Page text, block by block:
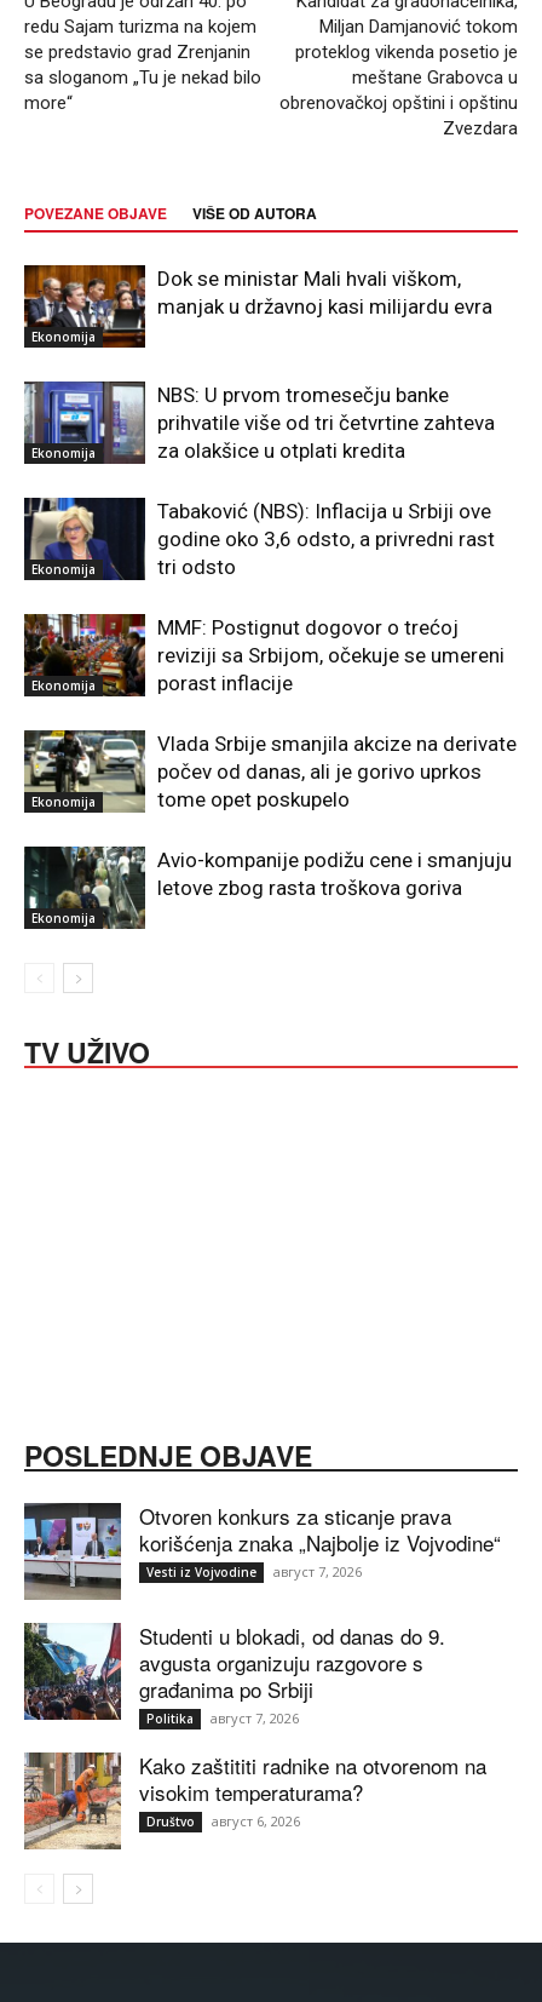
redu Sajam turizma na kojem
se predstavio grad Zrenjanin
sa sloganom „Tu je nekad bilo
more“
Miljan Damjanović tokom
proteklog vikenda posetio je
meštane Grabovca u
obrenovačkoj opštini i opštinu
Zvezdara
POVEZANE OBJAVE VIŠE OD AUTORA
Ekonomija
Dok se ministar Mali hvali viškom,
manjak u državnoj kasi milijardu evra
Ekonomija
NBS: U prvom tromesečju banke
prihvatile više od tri četvrtine zahteva
za olakšice u otplati kredita
Ekonomija
Tabaković (NBS): Inflacija u Srbiji ove
godine oko 3,6 odsto, a privredni rast
tri odsto
Ekonomija
MMF: Postignut dogovor o trećoj
reviziji sa Srbijom, očekuje se umereni
porast inflacije
Ekonomija
Vlada Srbije smanjila akcize na derivate
počev od danas, ali je gorivo uprkos
tome opet poskupelo
Ekonomija
Avio-kompanije podižu cene i smanjuju
letove zbog rasta troškova goriva
TV UŽIVO
POSLEDNJE OBJAVE
Otvoren konkurs za sticanje prava
korišćenja znaka „Najbolje iz Vojvodine“
Vesti iz Vojvodine август 7, 2026
Studenti u blokadi, od danas do 9.
avgusta organizuju razgovore s
građanima po Srbiji
Politika август 7, 2026
Kako zaštititi radnike na otvorenom na
visokim temperaturama?
Društvo август 6, 2026